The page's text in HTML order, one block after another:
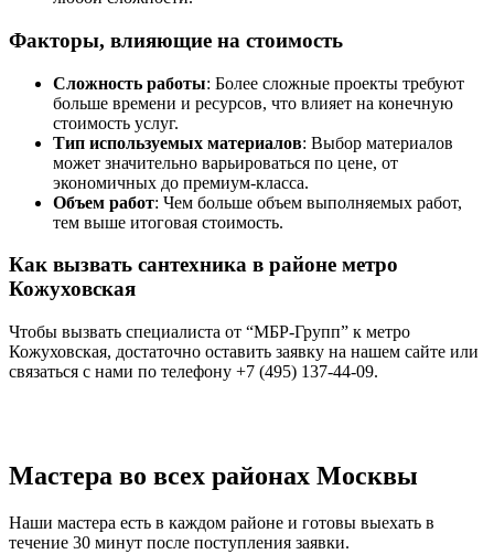
Факторы, влияющие на стоимость
Сложность работы: Более сложные проекты требуют
больше времени и ресурсов, что влияет на конечную
стоимость услуг.
Тип используемых материалов: Выбор материалов
может значительно варьироваться по цене, от
экономичных до премиум-класса.
Объем работ: Чем больше объем выполняемых работ,
тем выше итоговая стоимость.
Как вызвать сантехника в районе метро
Кожуховская
Чтобы вызвать специалиста от “МБР-Групп” к метро
Кожуховская, достаточно оставить заявку на нашем сайте или
связаться с нами по телефону +7 (495) 137-44-09.
Мастера во всех районах Москвы
Наши мастера есть в каждом районе и готовы выехать в
течение 30 минут после поступления заявки.